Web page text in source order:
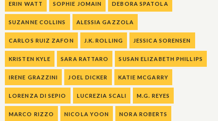
ERIN WATT SOPHIE JOMAIN DEBORA SPATOLA
SUZANNE COLLINS ALESSIA GAZZOLA
CARLOS RUIZ ZAFON J.K. ROLLING JESSICA SORENSEN
KRISTEN KYLE SARA RATTARO SUSAN ELIZABETH PHILLIPS
IRENE GRAZZINI JOEL DICKER KATIE MCGARRY
LORENZA DI SEPIO LUCREZIA SCALI M.G. REYES
MARCO RIZZO NICOLA YOON NORA ROBERTS